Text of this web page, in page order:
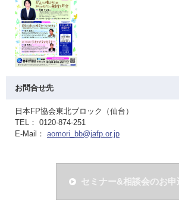
お問合せ先
日本FP協会東北ブロック（仙台）
TEL： 0120-874-251
E-Mail： aomori_bb@jafp.or.jp
セミナー&相談会のお申